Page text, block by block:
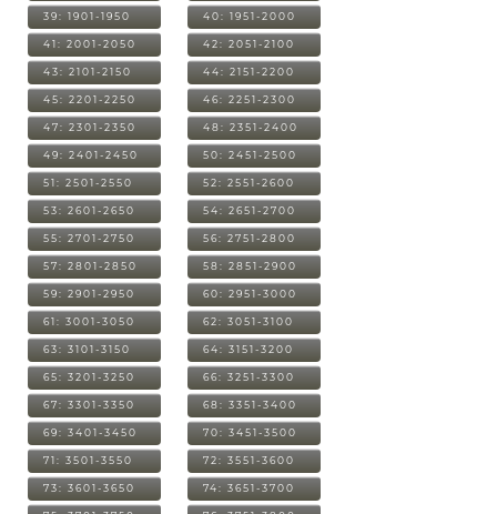
39: 1901-1950 40: 1951-2000
41: 2001-2050 42: 2051-2100
43: 2101-2150 44: 2151-2200
45: 2201-2250 46: 2251-2300
47: 2301-2350 48: 2351-2400
49: 2401-2450 50: 2451-2500
51: 2501-2550 52: 2551-2600
53: 2601-2650 54: 2651-2700
55: 2701-2750 56: 2751-2800
57: 2801-2850 58: 2851-2900
59: 2901-2950 60: 2951-3000
61: 3001-3050 62: 3051-3100
63: 3101-3150 64: 3151-3200
65: 3201-3250 66: 3251-3300
67: 3301-3350 68: 3351-3400
69: 3401-3450 70: 3451-3500
71: 3501-3550 72: 3551-3600
73: 3601-3650 74: 3651-3700